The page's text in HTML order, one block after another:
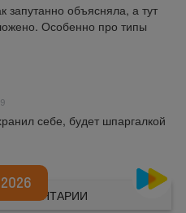
запутанно объясняла, а тут
Особенно про типы
себе, будет шпаргалкой